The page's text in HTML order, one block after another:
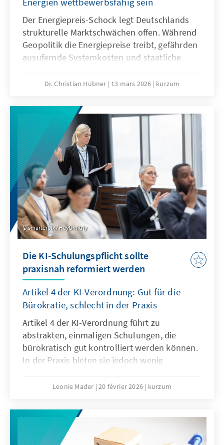
Der Energiepreis-Schock legt Deutschlands
strukturelle Marktschwächen offen. Während
Geopolitik die Energiepreise treibt, gefährden
ausufernde Systemkosten und staatliche
resiliente Energiewende wirkt dem entgegen
wettbewerbsfähig. So lässt sich unser
Industriestandort sichern und verhindert,
dass Klimaschutz durch den Verlust
wertvoller Wertschöpfung erkauft wird.
Dr. Christian Hübner 13 mars 2026 kurzum
smarterpix / HayDmitriy
Die KI-Schulungspflicht sollte
praxisnah reformiert werden
Artikel 4 der KI-Verordnung: Gut für die
Bürokratie, schlecht in der Praxis
Artikel 4 der KI-Verordnung führt zu
abstrakten, einmaligen Schulungen, die
bürokratisch gut kontrolliert werden können.
In der Praxis bieten sie jedoch wenig
agile, sektorale Lehr- und Lernangebote. Der
Omnibus modifiziert werden.
Leonie Mader 20 février 2026 kurzum